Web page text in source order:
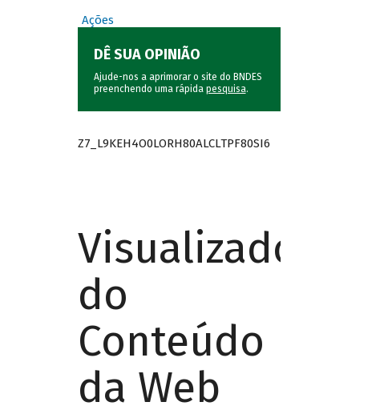
Ações
DÊ SUA OPINIÃO
Ajude-nos a aprimorar o site do BNDES
preenchendo uma rápida pesquisa.
Z7_L9KEH4O0LORH80ALCLTPF80SI6
Visualizador
do
Conteúdo
da Web